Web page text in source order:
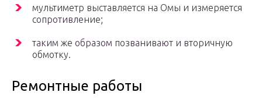
мультиметр выставляется на Омы и измеряется
сопротивление;
таким же образом позванивают и вторичную
обмотку.
Ремонтные работы